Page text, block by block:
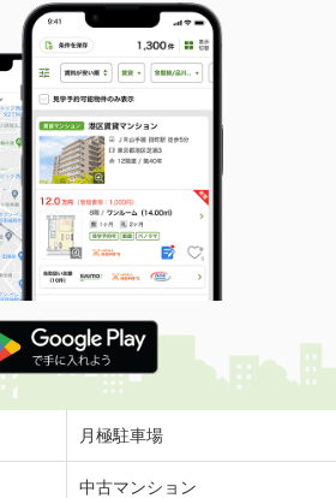
月極駐車場
中古マンション